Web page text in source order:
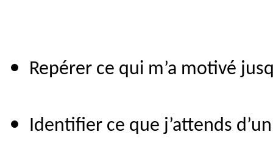
Repérer ce qui m’a motivé
Identifier ce que j’attends